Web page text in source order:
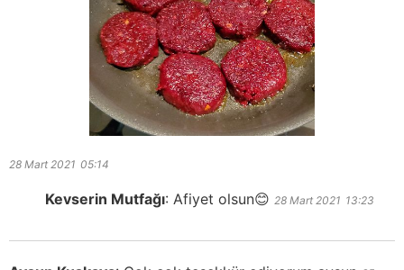
28 Mart 2021 05:14
Kevserin Mutfağı: Afiyet olsun😊 28 Mart 2021 13:23